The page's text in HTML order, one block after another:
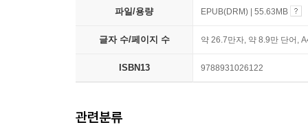
파일/용량 EPUB(DRM) | 55.63MB
글자 수/페이지 수 약 26.7만자, 약 8.9만 단어,
ISBN13 9788931026122
관련분류